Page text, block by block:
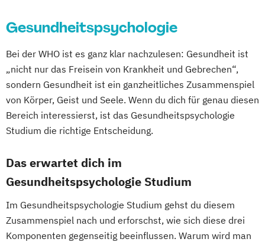
Gesundheitspsychologie
Bei der WHO ist es ganz klar nachzulesen: Gesundheit ist
„nicht nur das Freisein von Krankheit und Gebrechen“,
sondern Gesundheit ist ein ganzheitliches Zusammenspiel
von Körper, Geist und Seele. Wenn du dich für genau diesen
Bereich interessierst, ist das Gesundheitspsychologie
Studium die richtige Entscheidung.
Das erwartet dich im
Gesundheitspsychologie Studium
Im Gesundheitspsychologie Studium gehst du diesem
Zusammenspiel nach und erforschst, wie sich diese drei
Komponenten gegenseitig beeinflussen. Warum wird man